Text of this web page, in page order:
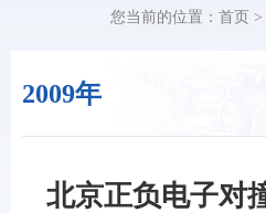
2009年
您当前的位置： 首页 >
北京正负电子对